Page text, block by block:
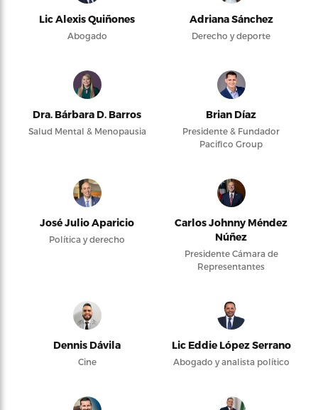
Lic Alexis Quiñones
Abogado
Adriana Sánchez
Derecho y deporte
Dra. Bárbara D. Barros
Salud Mental & Menopausia
Brian Díaz
Presidente & Fundador
Pacifico Group
José Julio Aparicio
Política y derecho
Carlos Johnny Méndez
Núñez
Presidente Cámara de
Representantes
Dennis Dávila
Cine
Lic Eddie López Serrano
Abogado y analista político